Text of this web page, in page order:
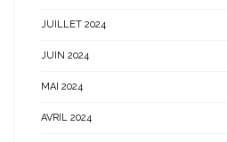
JUILLET 2024
JUIN 2024
MAI 2024
AVRIL 2024